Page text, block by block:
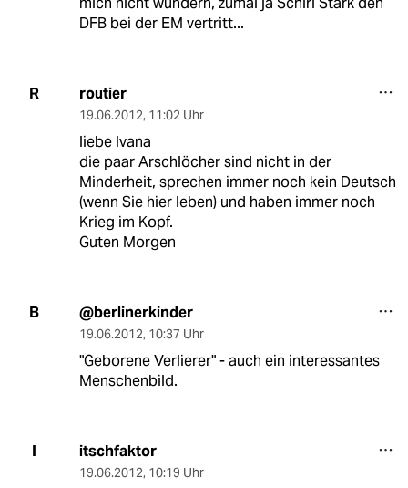
DFB bei der EM vertritt...
R routier
19.06.2012, 11:02 Uhr
liebe Ivana
die paar Arschlöcher sind nicht in der
Minderheit, sprechen immer noch kein Deutsch
(wenn Sie hier leben) und haben immer noch
Krieg im Kopf.
Guten Morgen
B @berlinerkinder
19.06.2012, 10:37 Uhr
"Geborene Verlierer" - auch ein interessantes
Menschenbild.
I itschfaktor
19.06.2012, 10:19 Uhr